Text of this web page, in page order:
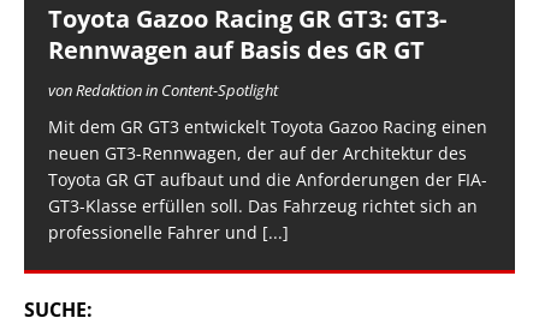
Toyota Gazoo Racing GR GT3: GT3-
Rennwagen auf Basis des GR GT
von Redaktion in Content-Spotlight
Mit dem GR GT3 entwickelt Toyota Gazoo Racing einen
neuen GT3-Rennwagen, der auf der Architektur des
Toyota GR GT aufbaut und die Anforderungen der FIA-
GT3-Klasse erfüllen soll. Das Fahrzeug richtet sich an
professionelle Fahrer und [...]
SUCHE: